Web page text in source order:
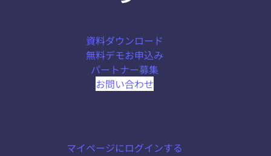
資料ダウンロード
無料デモお申込み
パートナー募集
お問い合わせ
マイページにログインする